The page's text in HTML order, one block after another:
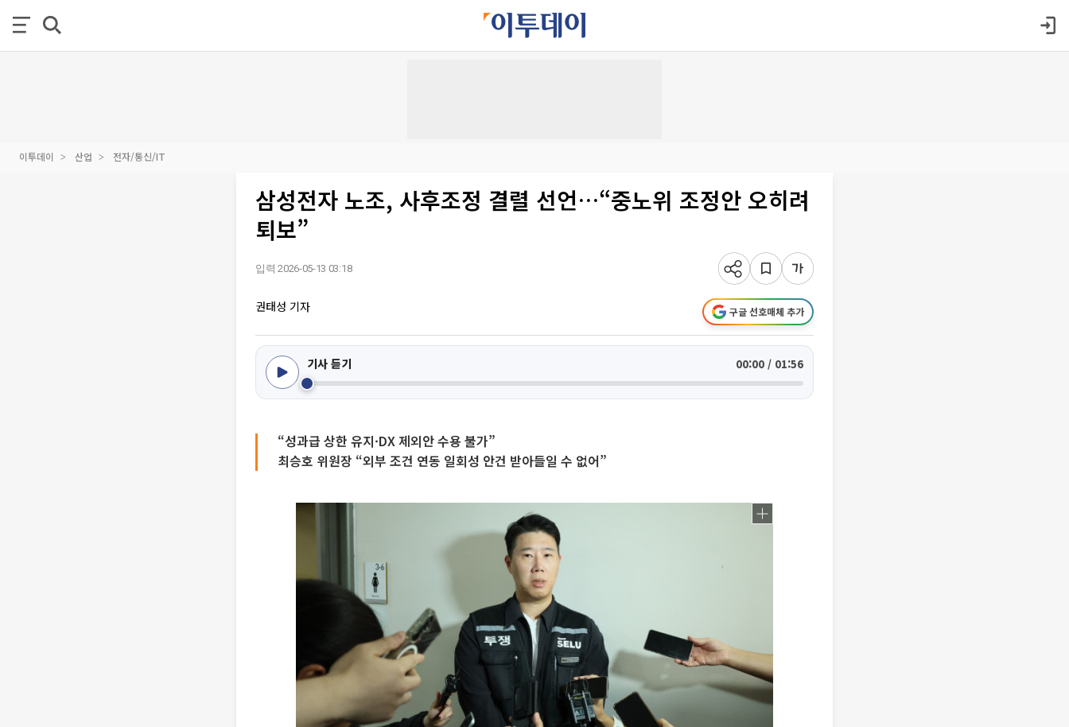
이투데이 산업 전자/통신/IT
삼성전자 노조, 사후조정 결렬 선언…“중노위 조정안 오히려
퇴보”
입력 2026-05-13 03:18
권태성 기자 구글 선호매체 추가
기사 듣기 00:00 / 01:56
“성과급 상한 유지·DX 제외안 수용 불가”
최승호 위원장 “외부 조건 연동 일회성 안건 받아들일 수 없어”